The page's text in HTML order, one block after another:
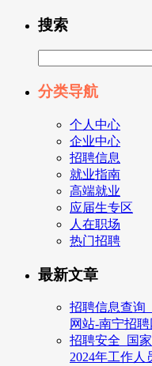
搜索
分类导航
个人中心
企业中心
招聘信息
就业指南
高端就业
应届生专区
人在职场
热门招聘
最新文章
招聘信息查询
网站-南宁招
招聘安全_国
2024年工作人